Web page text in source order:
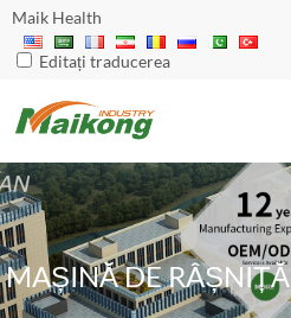
Maik Health
Editați traducerea
MAȘINĂ DE RÂȘNIȚĂ